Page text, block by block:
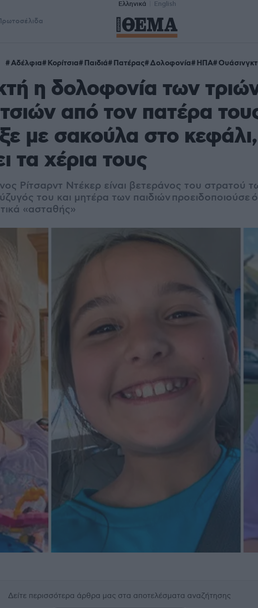
Ελληνικά English
Αδέλφια Κορίτσια Παιδιά Πατέρας Δολοφονία ΗΠΑ
η δολοφονία των
από τον πατέρα
με σακούλα στο
τα χέρια τους
Ρίτσαρντ Ντέκερ είναι βετεράνος του στρατού
του και μητέρα των παιδιών προειδοποιούσε
«ασταθής»
Δείτε περισσότερα άρθρα μας στα αποτελέσματα αναζήτησης